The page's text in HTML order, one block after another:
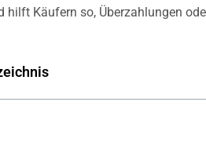
hilft Käufern so, Überzahlungen